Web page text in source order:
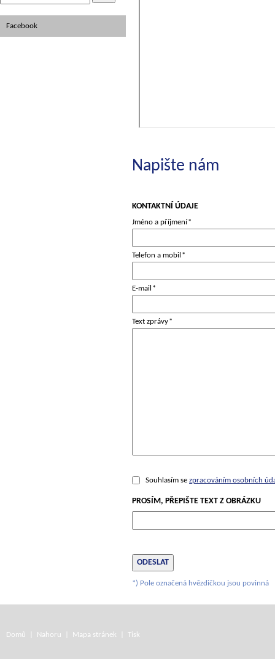
Napište nám
KONTAKTNÍ ÚDAJE
Jméno a příjmení*
Telefon a mobil *
E-mail *
Text zprávy*
Souhlasím sezpracováním osobních
PROSÍM, PŘEPIŠTE TEXT Z OBRÁZKU
*) Pole označená hvězdičkou jsou povinná
Facebook
Domů Nahoru Mapa stránek Tisk